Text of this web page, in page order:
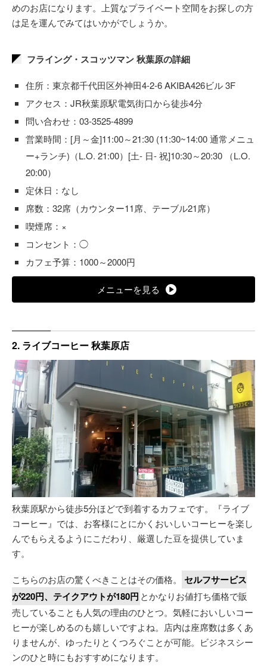
めのお店になります。上質なプライベート空間をお探しの方
は足を運んでみてはいかがでしょうか。
フライング・スコッツマン 秋葉原の詳細
住所：東京都千代田区外神田4-2-6 AKIBA426ビル 3F
アクセス：JR秋葉原駅電気街口から徒歩4分
問い合わせ：03-3525-4899
営業時間：[月～金]11:00～21:30 (11:30~14:00 通常メニュ
ー+ランチ)（L.O. 21:00）[土- 日- 祝]10:30～20:30 （L.O.
20:00）
定休日：なし
席数：32席（カウンター11席、テーブル21席）
喫煙席：×
コンセント：◯
カフェ予算：1000～2000円
メニューを見る
2. ライブコーヒー 秋葉原店
秋葉原駅から徒歩5分ほどで到着するカフェです。『ライブ
コーヒー』では、お客様にとにかくおいしいコーヒーを楽し
んでもらえるようにこだわり、厳選した豆を提供していま
す。
こちらのお店の驚くべきことはその価格。
セルフサービス
が220円、テイクアウトが180円 とかなりお値打ち価格で販
売していることも人気の理由のひとつ。気軽においしいコー
ヒーが楽しめるのも嬉しいですよね。店内は座席数は多くあ
りませんが、ゆったりとくつろぐことが可能。ビジネスシー
ンのひと時にもおすすめになります。